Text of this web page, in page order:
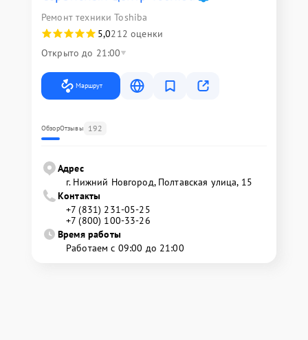
Ремонт техники Toshiba
5,0212 оценки
Открыто до 21:00
Маршрут
ОбзорОтзывы 192
Адрес
г. Нижний Новгород, Полтавская улица, 15
Контакты
+7 (831) 231-05-25
+7 (800) 100-33-26
Время работы
Работаем с 09:00 до 21:00